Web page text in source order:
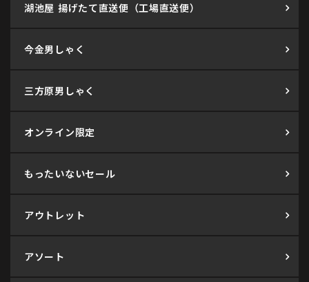
湖池屋 揚げたて直送便（工場直送便）
今金男しゃく
三方原男しゃく
オンライン限定
もったいないセール
アウトレット
アソート